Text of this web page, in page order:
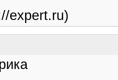
expert.ru)